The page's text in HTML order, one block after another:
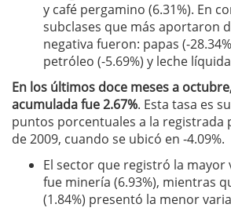
y café pergamino (6.31%). En
subclases que más aportaron
negativa fueron: papas (-
petróleo (-5.69%) y leche líquida
En los últimos doce meses a
acumulada fue 2.67%. Esta tasa es
puntos porcentuales a la registrada
de 2009, cuando se ubicó en -4.09%.
El sector que registró la mayor
fue minería (6.93%), mientras
(1.84%) presentó la menor